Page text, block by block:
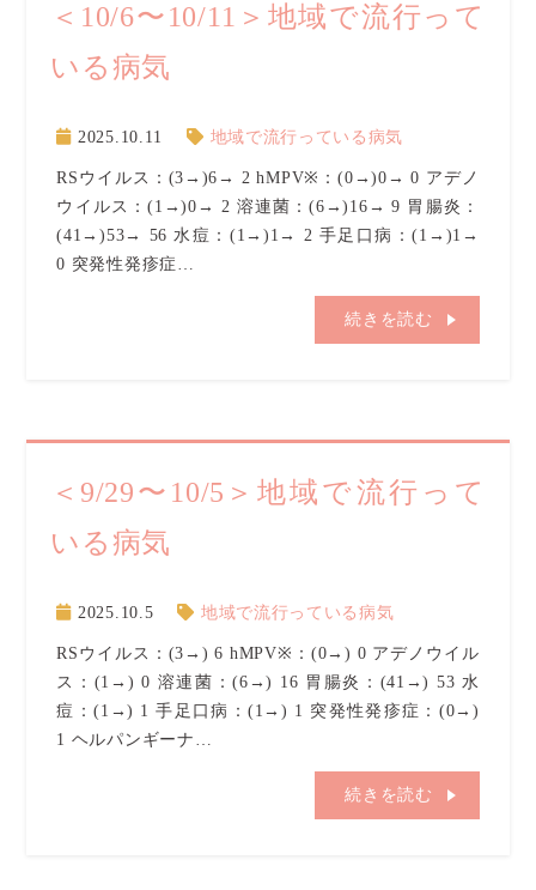
＜10/6〜10/11＞地域で流行って
いる病気
2025.10.11 地域で流行っている病気
RSウイルス：(3→)6→ 2 hMPV※：(0→)0→ 0 アデノ
ウイルス：(1→)0→ 2 溶連菌：(6→)16→ 9 胃腸炎：
(41→)53→ 56 水痘：(1→)1→ 2 手足口病：(1→)1→
0 突発性発疹症…
続きを読む
＜9/29〜10/5＞地域で流行って
いる病気
2025.10.5 地域で流行っている病気
RSウイルス：(3→) 6 hMPV※：(0→) 0 アデノウイル
ス：(1→) 0 溶連菌：(6→) 16 胃腸炎：(41→) 53 水
痘：(1→) 1 手足口病：(1→) 1 突発性発疹症：(0→)
1 ヘルパンギーナ…
続きを読む